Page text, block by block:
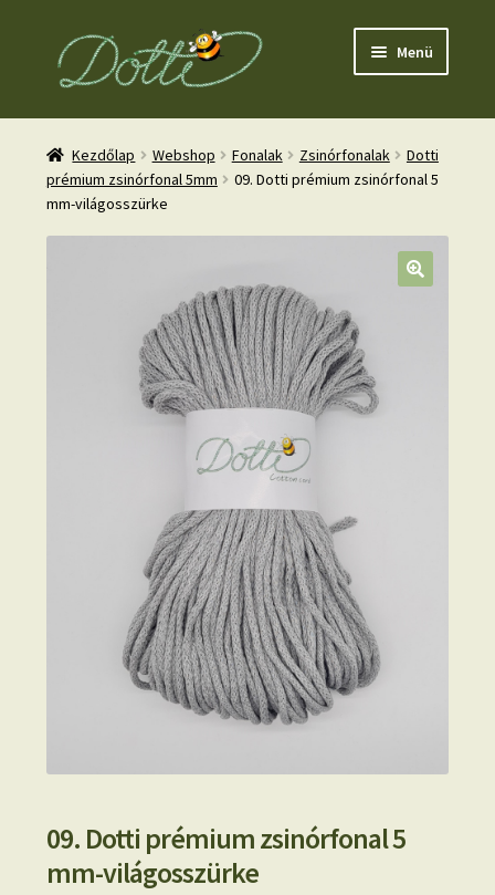
Ugrás
Kilépés
Menü
Kezdőlap Webshop Fonalak Zsinórfonalak
Dotti
prémium zsinórfonal 5mm
09. Dotti prémium zsinórfonal 5
mm-világosszürke
09. Dotti prémium zsinórfonal 5
mm-világosszürke